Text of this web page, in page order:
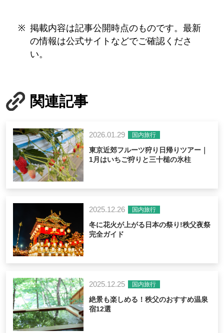
掲載内容は記事公開時点のものです。最新
の情報は公式サイトなどでご確認くださ
い。
関連記事
2026.01.29 国内旅行
東京近郊フルーツ狩り日帰りツアー｜
1月はいちご狩りと三十槌の氷柱
2025.12.26 国内旅行
冬に花火が上がる日本の祭り!秩父夜祭
完全ガイド
2025.12.25 国内旅行
絶景も楽しめる！秩父のおすすめ温泉
宿12選